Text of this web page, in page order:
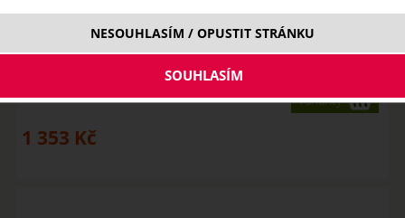
DotMod dotStick Kit
Varianty
1 353 Kč
NESOUHLASÍM / OPUSTIT STRÁNKU